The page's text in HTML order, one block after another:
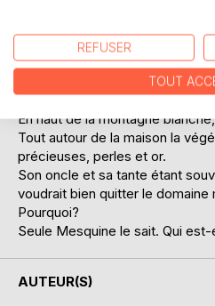
Clique-clic! Clique-clic! Clique-
Filelalaine tricote une écharpe
voudrait bien savoir pourquoi
écharpe?
En haut de la montagne
Tout autour de la maison la
précieuses, perles et or.
Son oncle et sa tante étant
voudrait bien quitter le
Pourquoi?
Seule Mesquine le sait. Qui est-
AUTEUR(S)
REFUSER
TOUT